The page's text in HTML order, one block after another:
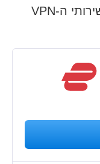
השוואה בין SlickVPN לבין שירותי ה-VPN